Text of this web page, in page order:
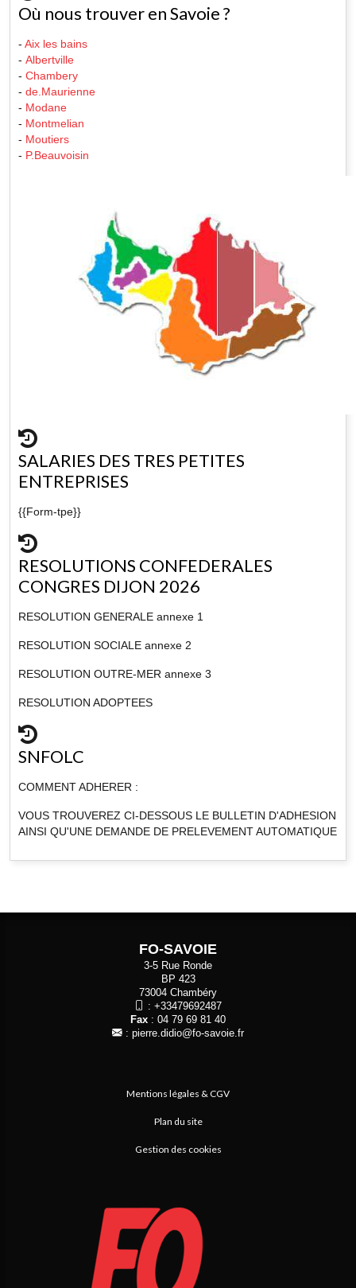
Où nous trouver en Savoie ?
- Aix les bains
- Albertville
- Chambery
- de.Maurienne
- Modane
- Montmelian
- Moutiers
- P.Beauvoisin
SALARIES DES TRES PETITES
ENTREPRISES
{{Form-tpe}}
RESOLUTIONS CONFEDERALES
CONGRES DIJON 2026
RESOLUTION GENERALE annexe 1
RESOLUTION SOCIALE annexe 2
RESOLUTION OUTRE-MER annexe 3
RESOLUTION ADOPTEES
SNFOLC
COMMENT ADHERER :
VOUS TROUVEREZ CI-DESSOUS LE BULLETIN D'ADHESION
AINSI QU'UNE DEMANDE DE PRELEVEMENT AUTOMATIQUE
FO-SAVOIE
3-5 Rue Ronde
BP 423
73004 Chambéry
: +33479692487
Fax : 04 79 69 81 40
: pierre.didio@fo-savoie.fr
Mentions légales & CGV
Plan du site
Gestion des cookies